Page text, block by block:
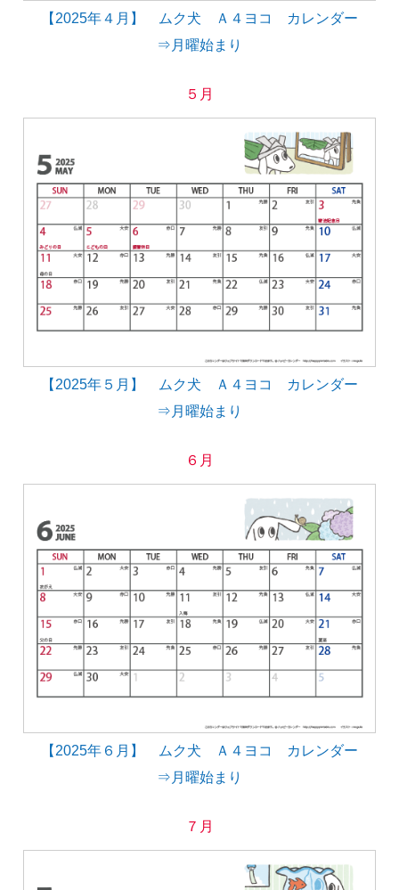
【2025年４月】 ムク犬 Ａ４ヨコ カレンダー
⇒月曜始まり
５月
【2025年５月】 ムク犬 Ａ４ヨコ カレンダー
⇒月曜始まり
６月
【2025年６月】 ムク犬 Ａ４ヨコ カレンダー
⇒月曜始まり
７月